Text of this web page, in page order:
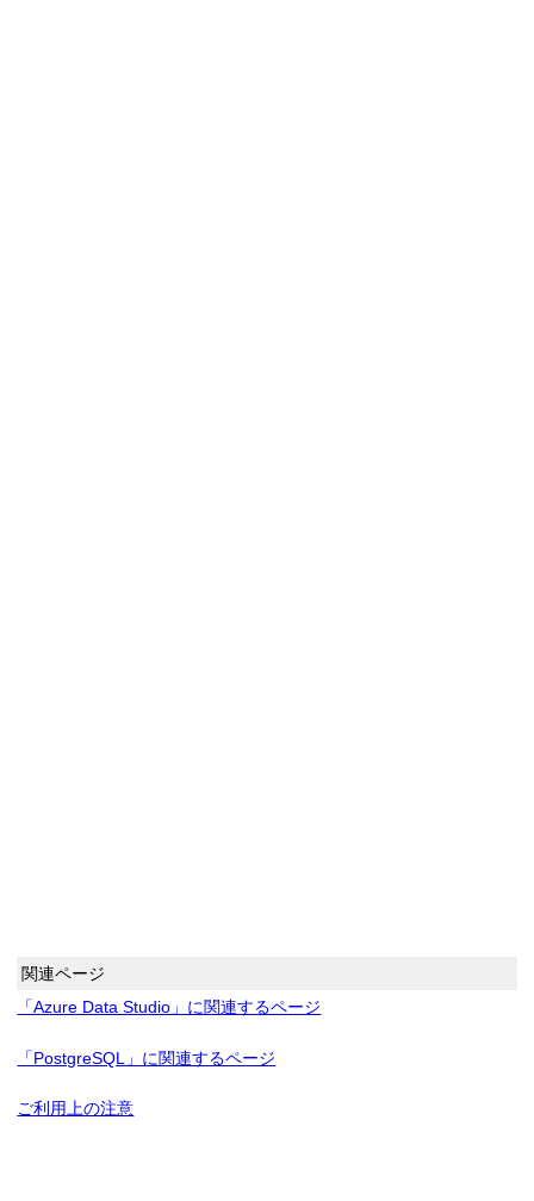
関連ページ
「Azure Data Studio」に関連するページ
「PostgreSQL」に関連するページ
ご利用上の注意